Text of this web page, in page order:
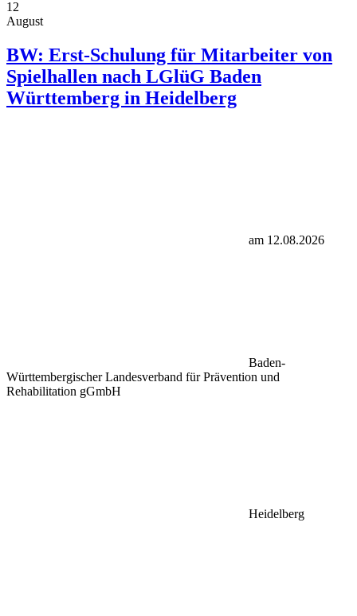
12
August
BW: Erst-Schulung für Mitarbeiter von
Spielhallen nach LGlüG Baden
Württemberg in Heidelberg
am 12.08.2026
Baden-
Württembergischer Landesverband für Prävention und
Rehabilitation gGmbH
Heidelberg